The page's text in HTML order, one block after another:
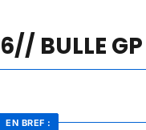
BULLE
EN BREF :